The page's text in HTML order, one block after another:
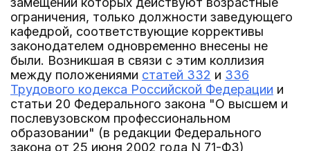
ограничения, только должности заведующего
кафедрой, соответствующие коррективы
законодателем одновременно внесены не
были. Возникшая в связи с этим коллизия
между положениями статей 332 и 336
Трудового кодекса Российской Федерации и
статьи 20 Федерального закона "О высшем и
послевузовском профессиональном
образовании" (в редакции Федерального
закона от 25 июня 2002 года N 71-ФЗ)